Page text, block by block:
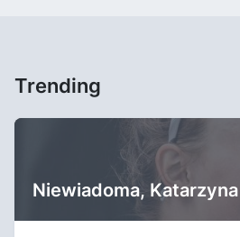
Trending
Niewiadoma, Katarzyna